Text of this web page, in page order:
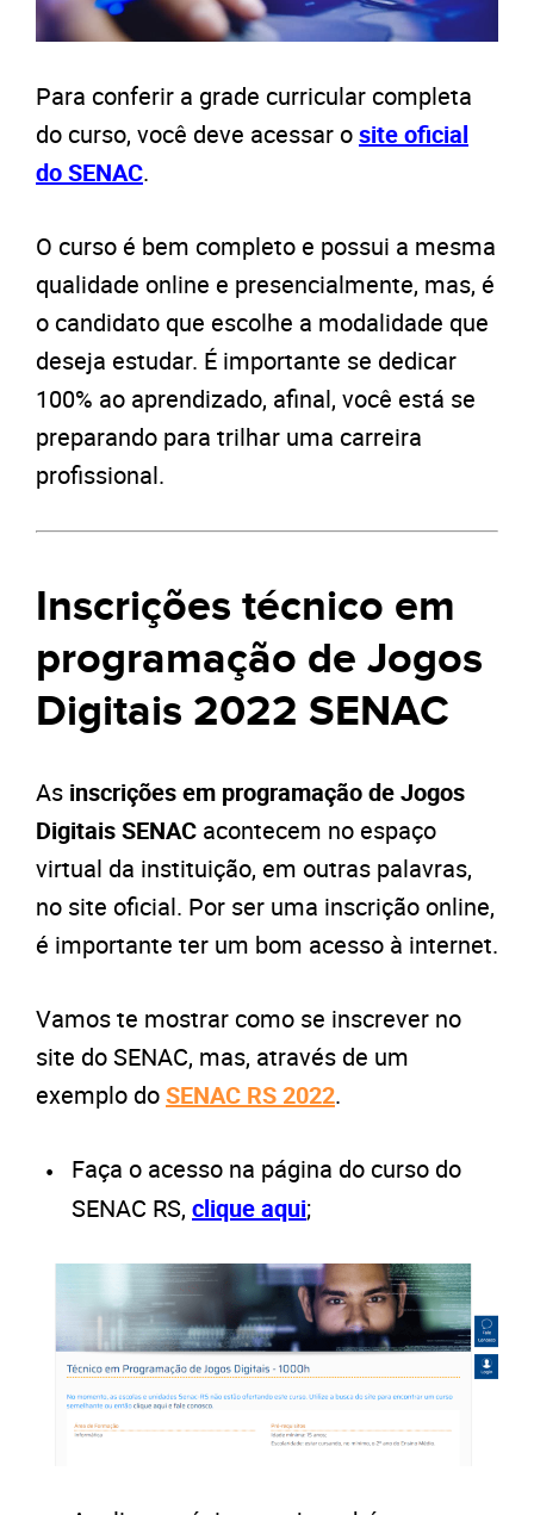
Para conferir a grade curricular completa
do curso, você deve acessar osite oficial
do SENAC.
O curso é bem completo e possui a mesma
qualidade online e presencialmente, mas, é
o candidato que escolhe a modalidade que
deseja estudar. É importante se dedicar
100% ao aprendizado, afinal, você está se
preparando para trilhar uma carreira
profissional.
Inscrições técnico em
programação de Jogos
Digitais 2022 SENAC
As inscrições em programação de Jogos
Digitais SENAC acontecem no espaço
virtual da instituição, em outras palavras,
no site oficial. Por ser uma inscrição online,
é importante ter um bom acesso à internet.
Vamos te mostrar como se inscrever no
site do SENAC, mas, através de um
exemplo doSENAC RS 2022.
Faça o acesso na página do curso do
SENAC RS, clique aqui;